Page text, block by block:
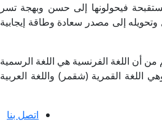
فيحولونها إلى حسن وبهجة تسر
وتحويله إلى مصدر سعادة وطاقة إيجابية
أن اللغة الفرنسية هي اللغة الرسمية
اللغة القمرية (شقمر) واللغة العربية
اتصل بنا